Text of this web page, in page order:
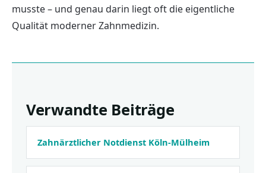
musste – und genau darin liegt oft die eigentliche
Qualität moderner Zahnmedizin.
Verwandte Beiträge
Zahnärztlicher Notdienst Köln-Mülheim